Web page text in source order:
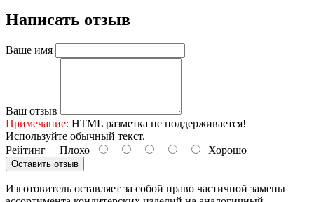
Написать отзыв
Ваше имя
Ваш отзыв
Примечание: HTML разметка не поддерживается!
Используйте обычный текст.
Рейтинг Плохо Хорошо
Оставить отзыв
Изготовитель оставляет за собой право частичной замены